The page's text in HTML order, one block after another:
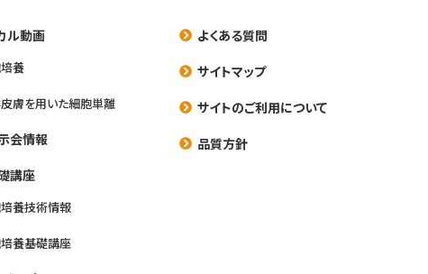
ル動画
養
膚を用いた細胞単離
会情報
講座
養技術情報
養基礎講座
よくある質問
サイトマップ
サイトのご利用について
品質方針